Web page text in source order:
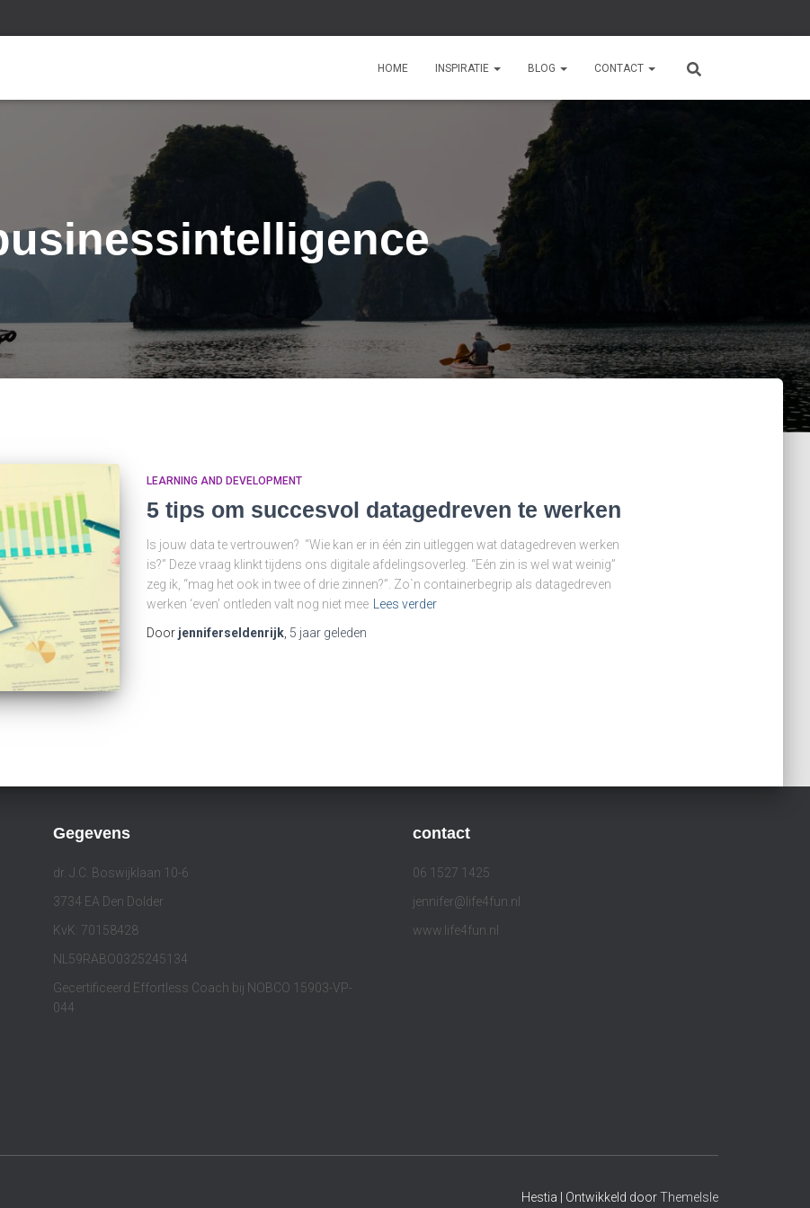
HOME INSPIRATIE BLOG CONTACT
LEARNING AND DEVELOPMENT
5 tips om succesvol datagedreven te werken
Is jouw data te vertrouwen? “Wie kan er in één zin uitleggen wat datagedreven werken
is?” Deze vraag klinkt tijdens ons digitale afdelingsoverleg. “Eén zin is wel wat weinig”
zeg ik, “mag het ook in twee of drie zinnen?”. Zo`n containerbegrip als datagedreven
werken ‘even’ ontleden valt nog niet mee
Lees verder
Door jenniferseldenrijk, 5 jaargeleden
Gegevens
dr. J.C. Boswijklaan 10-6
3734 EA Den Dolder
KvK: 70158428
NL59RABO0325245134
Gecertificeerd Effortless Coach bij NOBCO 15903-VP-
044
contact
06 1527 1425
jennifer@life4fun.nl
www.life4fun.nl
Hestia | Ontwikkeld doorThemeIsle